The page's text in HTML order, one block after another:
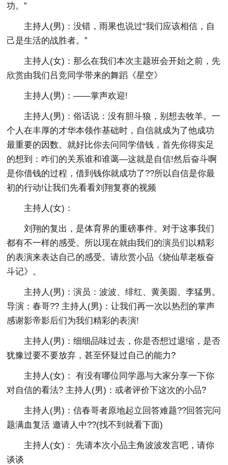
功。”
主持人(男)：没错，雨果也说过“我们应该相信，自
己是生活的战胜者。”
主持人(女)：那么在我们本次主题班会开始之前，先
欣赏由我们吕竞同学带来的舞蹈《星空》
主持人(男)：——掌声欢迎!
主持人(男)：俗话说：没有胆斗狼，别想去牧羊。一
个人在丰厚的才华本领作基础时，自信就成为了他成功
最重要的因数。就好比你去问同学借钱，首先你得实足
的想到：咋们的关系谁和谁蔼—这就是自信!然后奋斗啊
是你借钱的过程，借到钱你就成功了??所以自信是你最
初的行动!让我们先看看刘翔复赛的视频
主持人(女)：
刘翔的复出，是体育界的重磅事件。对于这事我们
都有不一样的感受。所以现在就由我们的演员们以精彩
的表演来表达自己的感受。请欣赏小品《烧仙草老板奋
斗记》。
主持人(男)：演员：波波、绯红、黄美圆、李猛男。
导演：春哥?? 主持人(男)：让我们再一次以热烈的掌声
感谢影帝影后们为我们精彩的表演!
主持人(男)：细细品味过去，你是否想过退缩，是否
犹豫过要不要放弃，甚至怀疑过自己的能力?
主持人(女)： 有没有哪位同学愿与大家分享一下你
对自信的看法? 主持人(男)：或者评价下这次的小品?
主持人(男)：信春哥者原地起立回答难题??回答完问
题满血复活 邀请人中??(找不到就看下面)
主持人(女)： 先请本次小品主角波波发言吧，请你
谈谈